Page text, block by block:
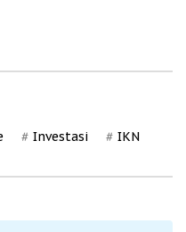
Investasi IKN